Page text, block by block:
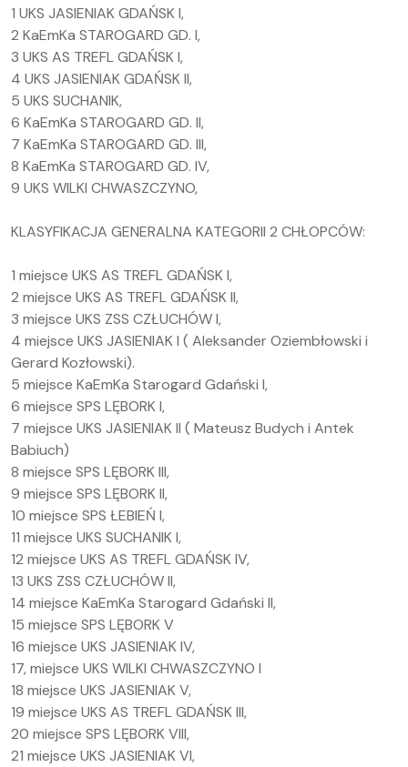
1 UKS JASIENIAK GDAŃSK I,
2 KaEmKa STAROGARD GD. I,
3 UKS AS TREFL GDAŃSK I,
4 UKS JASIENIAK GDAŃSK II,
5 UKS SUCHANIK,
6 KaEmKa STAROGARD GD. II,
7 KaEmKa STAROGARD GD. III,
8 KaEmKa STAROGARD GD. IV,
9 UKS WILKI CHWASZCZYNO,
KLASYFIKACJA GENERALNA KATEGORII 2 CHŁOPCÓW:
1 miejsce UKS AS TREFL GDAŃSK I,
2 miejsce UKS AS TREFL GDAŃSK II,
3 miejsce UKS ZSS CZŁUCHÓW I,
4 miejsce UKS JASIENIAK I ( Aleksander Oziembłowski i
Gerard Kozłowski).
5 miejsce KaEmKa Starogard Gdański I,
6 miejsce SPS LĘBORK I,
7 miejsce UKS JASIENIAK II ( Mateusz Budych i Antek
Babiuch)
8 miejsce SPS LĘBORK III,
9 miejsce SPS LĘBORK II,
10 miejsce SPS ŁEBIEŃ I,
11 miejsce UKS SUCHANIK I,
12 miejsce UKS AS TREFL GDAŃSK IV,
13 UKS ZSS CZŁUCHÓW II,
14 miejsce KaEmKa Starogard Gdański II,
15 miejsce SPS LĘBORK V
16 miejsce UKS JASIENIAK IV,
17, miejsce UKS WILKI CHWASZCZYNO I
18 miejsce UKS JASIENIAK V,
19 miejsce UKS AS TREFL GDAŃSK III,
20 miejsce SPS LĘBORK VIII,
21 miejsce UKS JASIENIAK VI,